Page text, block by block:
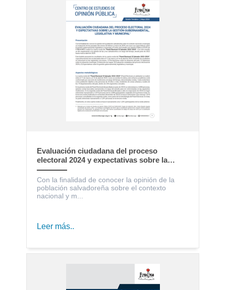
Evaluación ciudadana del proceso
electoral 2024 y expectativas sobre la
gestión gubernamental, legislativa y
municipal
Con la finalidad de conocer la opinión de la
población salvadoreña sobre el contexto
nacional y m...
Leer más..